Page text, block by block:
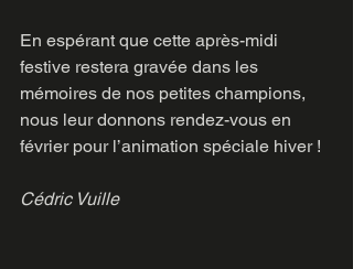
En espérant que cette après-midi
festive restera gravée dans les
mémoires de nos petites champions,
nous leur donnons rendez-vous en
février pour l’animation spéciale hiver !
Cédric Vuille